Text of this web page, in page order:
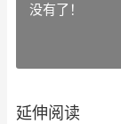
没有了！
延伸阅读